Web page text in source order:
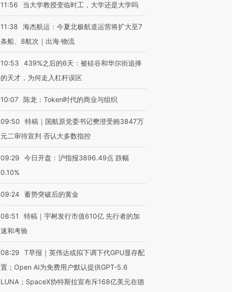
11:56 当大学教授变临时工，大学还是大学吗
11:38
海杰航运：今夏北极航道运营将扩大至7
条船、8航次｜出海·物流
10:53
439%之后的6天：被硅谷和华尔街追捧
的天才，为何走入杠杆误区
10:07 陈龙：Token时代的商业与组织
09:50
特稿｜国航原党委书记樊澄受贿3847万
元二审待宣判 否认大多数指控
09:29
今日开盘：沪指报3896.49点 跌幅
0.10%
09:24 蓄势突破后的黄金
08:51
特稿｜宇树发行市值610亿 先行者的加
速和考验
08:29
T早报｜英伟达或拟下调下代GPU显存配
置；Open AI为免费用户默认提供GPT-5.6
LUNA；SpaceX协特斯拉宣布斥168亿美元在德